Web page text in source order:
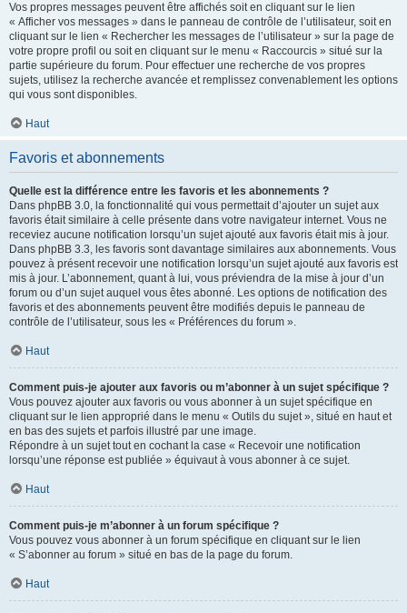
Vos propres messages peuvent être affichés soit en cliquant sur le lien
« Afficher vos messages » dans le panneau de contrôle de l’utilisateur, soit en
cliquant sur le lien « Rechercher les messages de l’utilisateur » sur la page de
votre propre profil ou soit en cliquant sur le menu « Raccourcis » situé sur la
partie supérieure du forum. Pour effectuer une recherche de vos propres
sujets, utilisez la recherche avancée et remplissez convenablement les options
qui vous sont disponibles.
Haut
Favoris et abonnements
Quelle est la différence entre les favoris et les abonnements ?
Dans phpBB 3.0, la fonctionnalité qui vous permettait d’ajouter un sujet aux
favoris était similaire à celle présente dans votre navigateur internet. Vous ne
receviez aucune notification lorsqu’un sujet ajouté aux favoris était mis à jour.
Dans phpBB 3.3, les favoris sont davantage similaires aux abonnements. Vous
pouvez à présent recevoir une notification lorsqu’un sujet ajouté aux favoris est
mis à jour. L’abonnement, quant à lui, vous préviendra de la mise à jour d’un
forum ou d’un sujet auquel vous êtes abonné. Les options de notification des
favoris et des abonnements peuvent être modifiés depuis le panneau de
contrôle de l’utilisateur, sous les « Préférences du forum ».
Haut
Comment puis-je ajouter aux favoris ou m’abonner à un sujet spécifique ?
Vous pouvez ajouter aux favoris ou vous abonner à un sujet spécifique en
cliquant sur le lien approprié dans le menu « Outils du sujet », situé en haut et
en bas des sujets et parfois illustré par une image.
Répondre à un sujet tout en cochant la case « Recevoir une notification
lorsqu’une réponse est publiée » équivaut à vous abonner à ce sujet.
Haut
Comment puis-je m’abonner à un forum spécifique ?
Vous pouvez vous abonner à un forum spécifique en cliquant sur le lien
« S’abonner au forum » situé en bas de la page du forum.
Haut